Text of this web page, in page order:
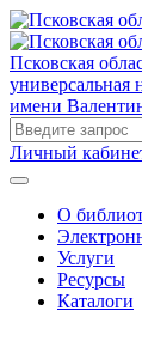
Псковская
универсальная
имени
Личный
О
Услуги
Ресурсы
Каталоги